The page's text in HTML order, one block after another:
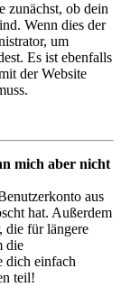
zunächst, ob dein
Wenn dies der
um
Es ist ebenfalls
der Website
mich aber nicht
aus
hat. Außerdem
die für längere
die
dich einfach
teil!